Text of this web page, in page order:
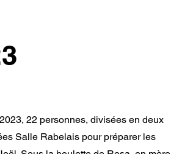
22 personnes, divisées en deux
Salle Rabelais pour préparer les